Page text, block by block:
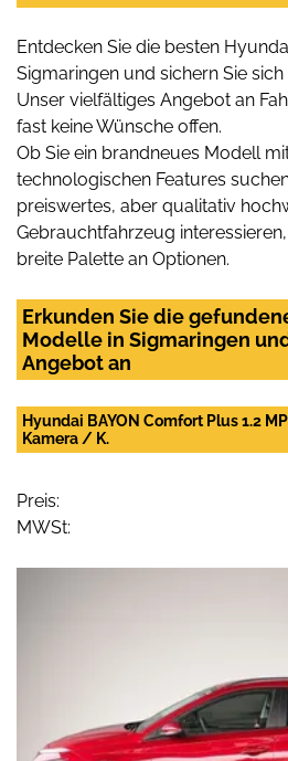
Entdecken Sie die besten
Sigmaringen und sichern Sie
Unser vielfältiges Angebot an
fast keine Wünsche offen.
Ob Sie ein brandneues Modell
technologischen Features
preiswertes, aber qualitativ
Gebrauchtfahrzeug
breite Palette an Optionen.
Erkunden Sie die
Modelle in Sigmaringen
Angebot an
Hyundai BAYON Comfort Plus 1.2
Kamera / K.
Preis:
MWSt: